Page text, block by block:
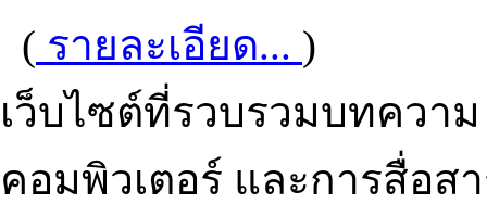
( รายละเอียด... )
เว็บไซต์ที่รวบรวมบทควา
คอมพิวเตอร์ และการสื่อส